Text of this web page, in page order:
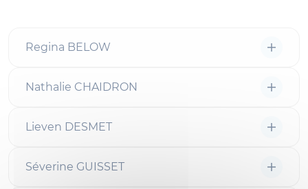
Regina BELOW
Nathalie CHAIDRON
Lieven DESMET
Séverine GUISSET